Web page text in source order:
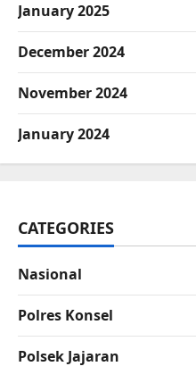
January 2025
December 2024
November 2024
January 2024
CATEGORIES
Nasional
Polres Konsel
Polsek Jajaran